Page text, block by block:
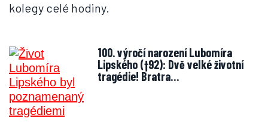
kolegy celé hodiny.
100. výročí narození Lubomíra
Lipského (†92): Dvě velké životní
tragédie! Bratra…